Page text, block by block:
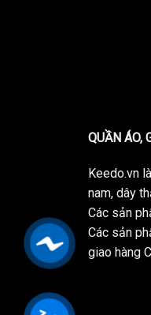
QUẦN ÁO,
Keedo.vn
nam, dây
Các sản
Các sản
giao hàng